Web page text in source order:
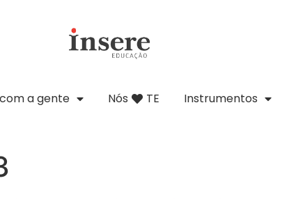
a gente Nós TE Instrumentos